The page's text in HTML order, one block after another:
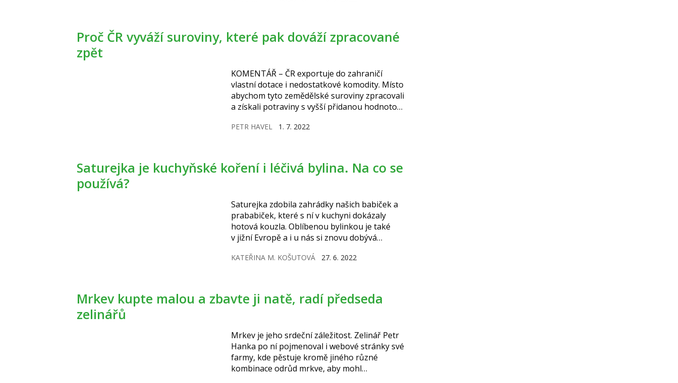
Proč ČR vyváží suroviny, které pak dováží zpracované
zpět
KOMENTÁŘ – ČR exportuje do zahraničí
vlastní dotace i nedostatkové komodity. Místo
abychom tyto zemědělské suroviny zpracovali
a získali potraviny s vyšší přidanou hodnotou,
PETR HAVEL 1. 7. 2022
Saturejka je kuchyňské koření i léčivá bylina. Na co se
používá?
Saturejka zdobila zahrádky našich babiček a
prababiček, které s ní v kuchyni dokázaly
hotová kouzla. Oblíbenou bylinkou je také
v jižní Evropě a i u nás si znovu dobývá
pokrmů, provonět zahrádku i pomoci od
KATEŘINA M. KOŠUTOVÁ 27. 6. 2022
Mrkev kupte malou a zbavte ji natě, radí předseda
zelinářů
Mrkev je jeho srdeční záležitost. Zelinář Petr
Hanka po ní pojmenoval i webové stránky své
farmy, kde pěstuje kromě jiného různé
kombinace odrůd mrkve, aby mohl